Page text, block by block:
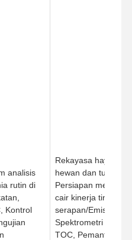
analisis
rutin di
Kontrol
Rekayasa hayati,
hewan dan
Persiapan media,
cair kinerja tinggi,
serapan/Emisi atom,
Spektrometri
TOC, Pemantauan